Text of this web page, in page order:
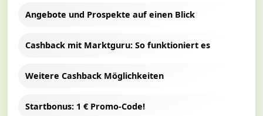
Angebote und Prospekte auf einen Blick
Cashback mit Marktguru: So funktioniert es
Weitere Cashback Möglichkeiten
Startbonus: 1 € Promo-Code!